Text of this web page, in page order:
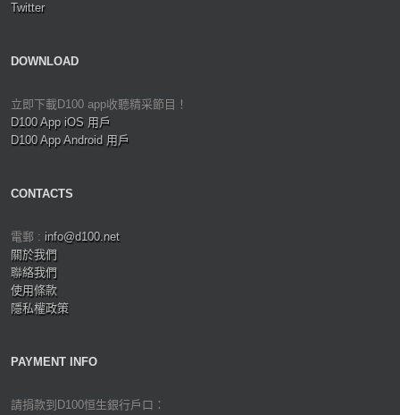
Twitter
DOWNLOAD
立即下載D100 app收聽精采節目！
D100 App iOS 用戶
D100 App Android 用戶
CONTACTS
電郵 : info@d100.net
關於我們
聯絡我們
使用條款
隱私權政策
PAYMENT INFO
請捐款到D100恒生銀行戶口：